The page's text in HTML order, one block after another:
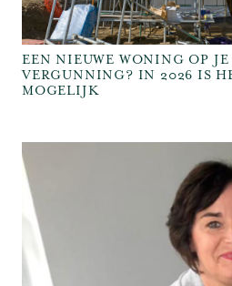
​EEN NIEUWE WONING OP JE
VERGUNNING? IN 2026 IS
MOGELIJK